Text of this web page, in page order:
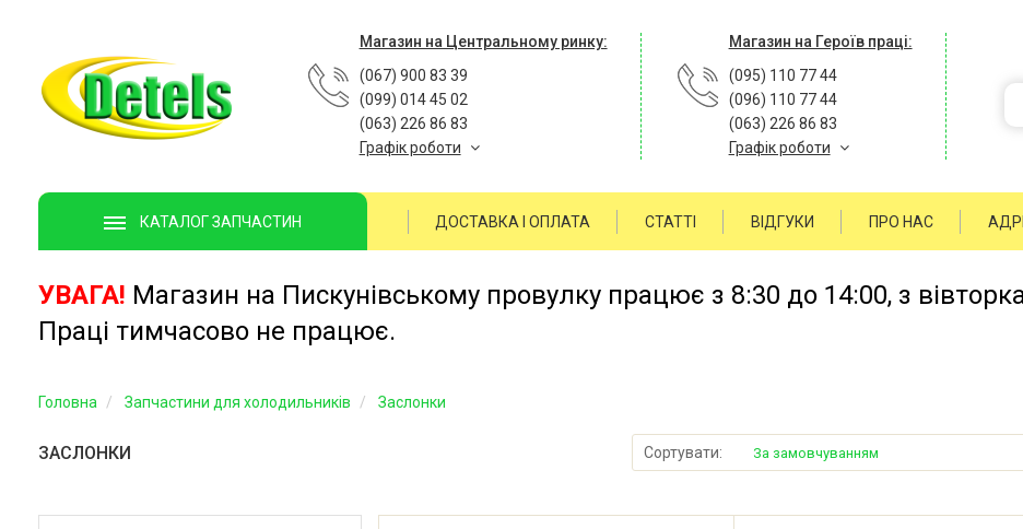
Магазин на Центральному ринку:
(067) 900 83 39
(099) 014 45 02
(063) 226 86 83
Графік роботи
Магазин на Героїв праці:
(095) 110 77 44
(096) 110 77 44
(063) 226 86 83
Графік роботи
КАТАЛОГ ЗАПЧАСТИН ДОСТАВКА І ОПЛАТА СТАТТІ ВІДГУКИ ПРО НАС
УВАГА! Магазин на Пискунівському провулку працює з 8:30 до 14:00, з
Праці тимчасово не працює.
Головна Запчастини для холодильників Заслонки
ЗАСЛОНКИ Сортувати: За замовчуванням